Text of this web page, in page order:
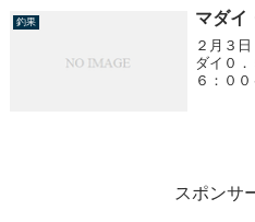
釣果 マダイ
２月３
ダイ０
６：０
スポンサ